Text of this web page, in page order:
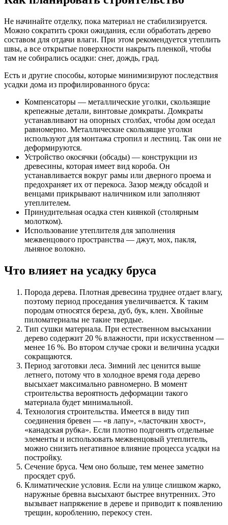
Не начинайте отделку, пока материал не стабилизируется.
Можно сократить сроки ожидания, если обработать дерево
составом для отдачи влаги. При этом рекомендуется утеплить
швы, а все открытые поверхности накрыть пленкой, чтобы
там не собирались осадки: снег, дождь, град.
Есть и другие способы, которые минимизируют последствия
усадки дома из профилированного бруса:
Компенсаторы — металлические уголки, скользящие
крепежные детали, винтовые домкраты. Домкраты
устанавливают на опорных столбах, чтобы дом оседал
равномерно. Металлические скользящие уголки
используют для монтажа стропил и лестниц. Так они не
деформируются.
Устройство окосячки (обсады) — конструкции из
древесины, которая имеет вид короба. Он
устанавливается вокруг рамы или дверного проема и
предохраняет их от перекоса. Зазор между обсадой и
венцами прикрывают наличником или заполняют
утеплителем.
Принудительная осадка стен киянкой (столярным
молотком).
Использование утеплителя для заполнения
межвенцового пространства — джут, мох, пакля,
льняное волокно.
Что влияет на усадку бруса
Порода дерева. Плотная древесина труднее отдает влагу,
поэтому период проседания увеличивается. К таким
породам относятся береза, дуб, бук, клен. Хвойные
пиломатериалы не такие твердые.
Тип сушки материала. При естественном высыхании
дерево содержит 20 % влажности, при искусственном —
менее 16 %. Во втором случае сроки и величина усадки
сокращаются.
Период заготовки леса. Зимний лес ценится выше
летнего, потому что в холодное время года дерево
высыхает максимально равномерно. В момент
строительства вероятность деформации такого
материала будет минимальной.
Технология строительства. Имеется в виду тип
соединения бревен — «в лапу», «ласточкин хвост»,
«канадская рубка». Если плотно подгонять отдельные
элементы и использовать межвенцовый утеплитель,
можно снизить негативное влияние процесса усадки на
постройку.
Сечение бруса. Чем оно больше, тем менее заметно
просядет сруб.
Климатические условия. Если на улице слишком жарко,
наружные бревна высыхают быстрее внутренних. Это
вызывает напряжение в дереве и приводит к появлению
трещин, короблению, перекосу стен.